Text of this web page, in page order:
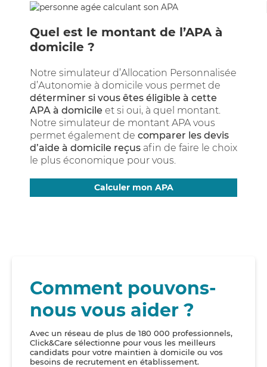
Quel est le montant de l’APA à
domicile ?
Notre simulateur d’Allocation Personnalisée
d’Autonomie à domicile vous permet de
déterminer si vous êtes éligible à cette
APA à domicile et si oui, à quel montant.
Notre simulateur de montant APA vous
permet également de comparer les devis
d’aide à domicile reçus afin de faire le choix
le plus économique pour vous.
Calculer mon APA
Comment pouvons-
nous vous aider ?
Avec un réseau de plus de 180 000 professionnels,
Click&Care sélectionne pour vous les meilleurs
candidats pour votre maintien à domicile ou vos
besoins de recrutement en établissement.